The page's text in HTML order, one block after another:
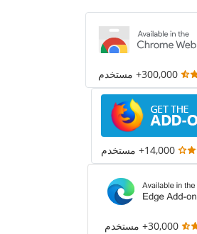
300,000+ مستخدم
14,000+ مستخدم
30,000+ مستخدم